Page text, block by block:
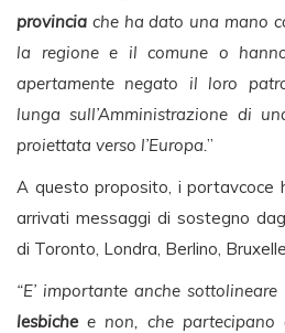
provincia che ha dato una mano
la regione e il comune o
apertamente negato il loro
lunga sull’Amministrazione di
proiettata verso l’Europa.”
A questo proposito, i portavcoce
arrivati messaggi di sostegno
di Toronto, Londra, Berlino,
“E’ importante anche
lesbiche e non, che